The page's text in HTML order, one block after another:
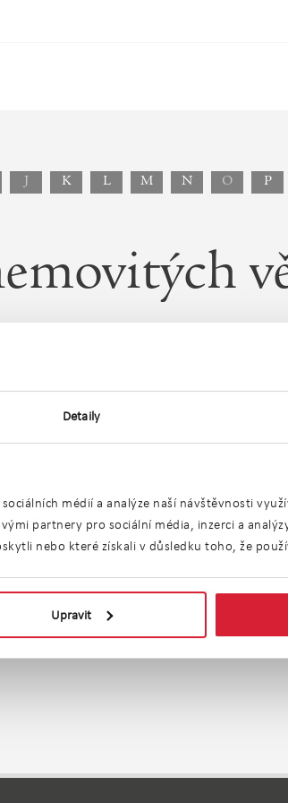
Detaily
médií a analýze naší návštěvnosti
partnery pro sociální média, inzerci a
nebo které získali v důsledku toho, že
Upravit
J K L M N O P
k 1. 1. daného roku vlastníkem
povinen až následující kalendářní rok.
správci daně nejpozději do 31.
návrh na vklad, ale do 31.
daně, další roky již poplatník daňové
li 5.000 Kč. V ostatních
provozující zemědělskou